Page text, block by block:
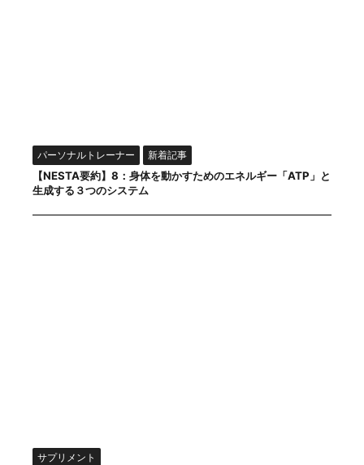
パーソナルトレーナー 新着記事
【NESTA要約】8：身体を動かすためのエネルギー「ATP」と
生成する３つのシステム
サプリメント